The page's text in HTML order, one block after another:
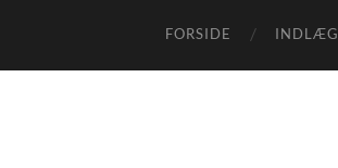
FORSIDE INDLÆG